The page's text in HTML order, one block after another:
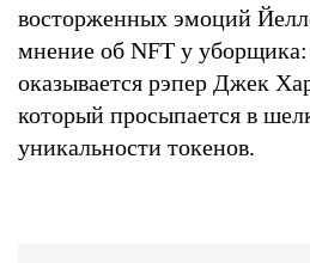
восторженных эмоций
мнение об NFT у
оказывается рэпер Джек
который просыпается в
уникальности токенов.